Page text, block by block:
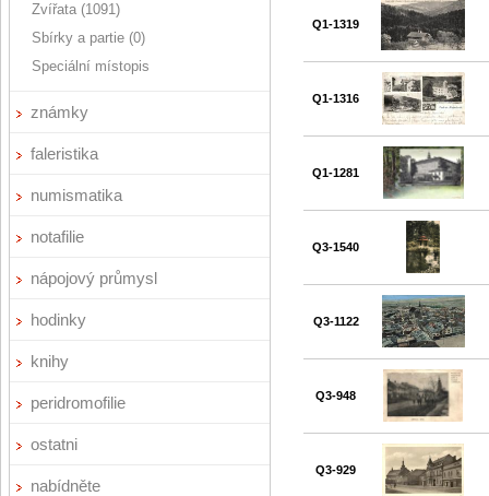
Zvířata (1091)
Sbírky a partie (0)
Speciální místopis
známky
faleristika
numismatika
notafilie
nápojový průmysl
hodinky
knihy
peridromofilie
ostatni
nabídněte
Q1-1319
Q1-1316
Q1-1281
Q3-1540
Q3-1122
Q3-948
Q3-929